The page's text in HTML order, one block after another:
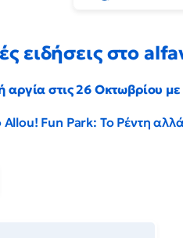
ειδήσεις στο
αργία στις 26 Οκτωβρίου
Allou! Fun Park: Το Ρέντη